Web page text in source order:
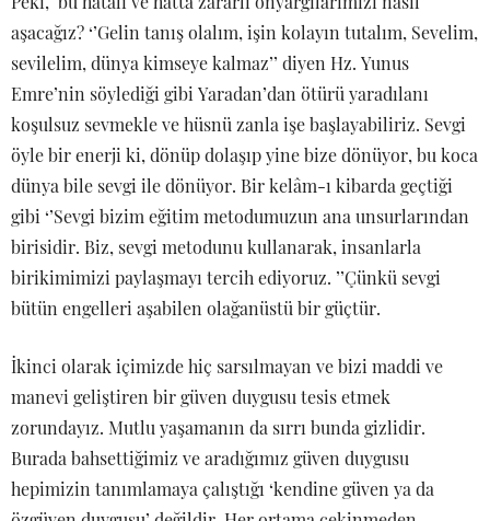
aşacağız? ‘’Gelin tanış olalım, işin kolayın tutalım, Sevelim,
sevilelim, dünya kimseye kalmaz’’ diyen Hz. Yunus
Emre’nin söylediği gibi Yaradan’dan ötürü yaradılanı
koşulsuz sevmekle ve hüsnü zanla işe başlayabiliriz. Sevgi
öyle bir enerji ki, dönüp dolaşıp yine bize dönüyor, bu koca
dünya bile sevgi ile dönüyor. Bir kelâm-ı kibarda geçtiği
gibi ‘’Sevgi bizim eğitim metodumuzun ana unsurlarından
birisidir. Biz, sevgi metodunu kullanarak, insanlarla
birikimimizi paylaşmayı tercih ediyoruz. ’’Çünkü sevgi
bütün engelleri aşabilen olağanüstü bir güçtür.
İkinci olarak içimizde hiç sarsılmayan ve bizi maddi ve
manevi geliştiren bir güven duygusu tesis etmek
zorundayız. Mutlu yaşamanın da sırrı bunda gizlidir.
Burada bahsettiğimiz ve aradığımız güven duygusu
hepimizin tanımlamaya çalıştığı ‘kendine güven ya da